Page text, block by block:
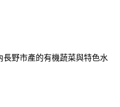
野市產的有機蔬菜與特色水